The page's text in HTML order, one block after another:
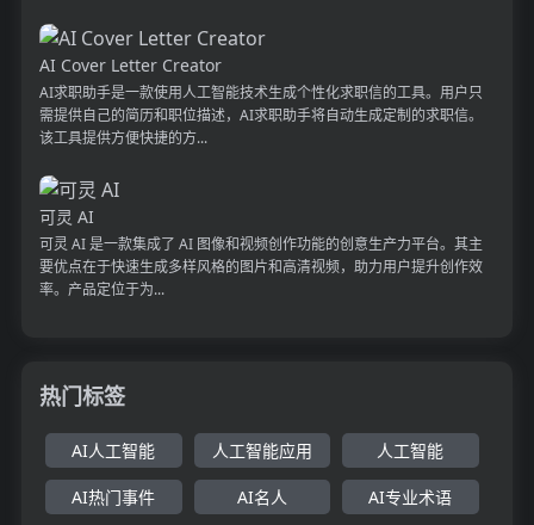
AI Cover Letter Creator
AI求职助手是一款使用人工智能技术生成个性化求职信的工具。用户只
需提供自己的简历和职位描述，AI求职助手将自动生成定制的求职信。
该工具提供方便快捷的方...
可灵 AI
可灵 AI 是一款集成了 AI 图像和视频创作功能的创意生产力平台。其主
要优点在于快速生成多样风格的图片和高清视频，助力用户提升创作效
率。产品定位于为...
热门标签
AI人工智能 人工智能应用 人工智能
AI热门事件 AI名人 AI专业术语